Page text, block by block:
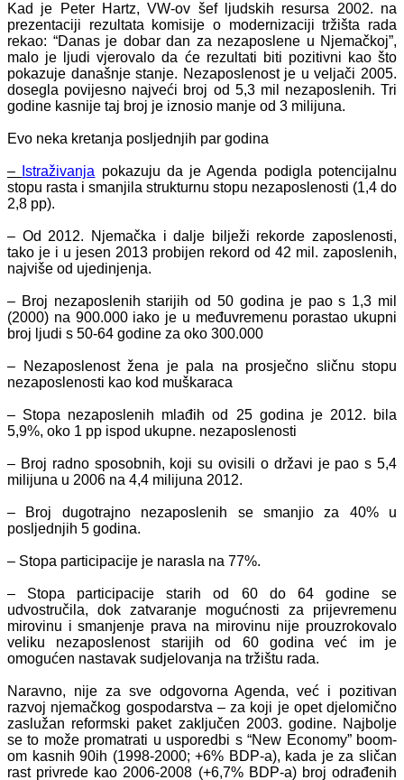
Kad je Peter Hartz, VW-ov šef ljudskih resursa 2002. na
prezentaciji rezultata komisije o modernizaciji tržišta rada
rekao: “Danas je dobar dan za nezaposlene u Njemačkoj”,
malo je ljudi vjerovalo da će rezultati biti pozitivni kao što
pokazuje današnje stanje. Nezaposlenost je u veljači 2005.
dosegla povijesno najveći broj od 5,3 mil nezaposlenih. Tri
godine kasnije taj broj je iznosio manje od 3 milijuna.
Evo neka kretanja posljednjih par godina
– Istraživanja pokazuju da je Agenda podigla potencijalnu
stopu rasta i smanjila strukturnu stopu nezaposlenosti (1,4 do
2,8 pp).
– Od 2012. Njemačka i dalje bilježi rekorde zaposlenosti,
tako je i u jesen 2013 probijen rekord od 42 mil. zaposlenih,
najviše od ujedinjenja.
– Broj nezaposlenih starijih od 50 godina je pao s 1,3 mil
(2000) na 900.000 iako je u međuvremenu porastao ukupni
broj ljudi s 50-64 godine za oko 300.000
– Nezaposlenost žena je pala na prosječno sličnu stopu
nezaposlenosti kao kod muškaraca
– Stopa nezaposlenih mlađih od 25 godina je 2012. bila
5,9%, oko 1 pp ispod ukupne. nezaposlenosti
– Broj radno sposobnih, koji su ovisili o državi je pao s 5,4
milijuna u 2006 na 4,4 milijuna 2012.
– Broj dugotrajno nezaposlenih se smanjio za 40% u
posljednjih 5 godina.
– Stopa participacije je narasla na 77%.
– Stopa participacije starih od 60 do 64 godine se
udvostručila, dok zatvaranje mogućnosti za prijevremenu
mirovinu i smanjenje prava na mirovinu nije prouzrokovalo
veliku nezaposlenost starijih od 60 godina već im je
omogućen nastavak sudjelovanja na tržištu rada.
Naravno, nije za sve odgovorna Agenda, već i pozitivan
razvoj njemačkog gospodarstva – za koji je opet djelomično
zaslužan reformski paket zaključen 2003. godine. Najbolje
se to može promatrati u usporedbi s “New Economy” boom-
om kasnih 90ih (1998-2000; +6% BDP-a), kada je za sličan
rast privrede kao 2006-2008 (+6,7% BDP-a) broj odrađenih